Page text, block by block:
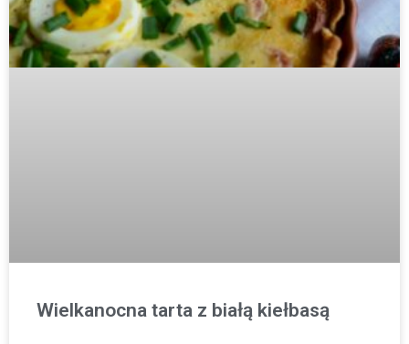
Wielkanocna tarta z białą kiełbasą